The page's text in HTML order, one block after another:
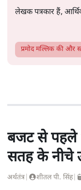
लेखक पत्रकार हैं,
प्रमोद मल्लिक की और
बजट से पहले
सतह के नीचे
अर्थतंत्र शीतल पी. सिंह|